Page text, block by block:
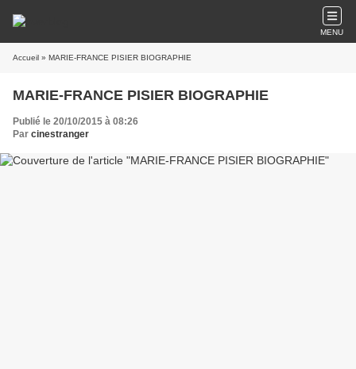
MENU
Accueil » MARIE-FRANCE PISIER BIOGRAPHIE
MARIE-FRANCE PISIER BIOGRAPHIE
Publié le 20/10/2015 à 08:26
Par cinestranger